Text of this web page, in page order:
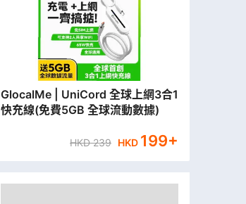
GlocalMe | UniCord 全球上網3合1
快充線(免費5GB 全球流動數據)
HKD239 HKD 199+